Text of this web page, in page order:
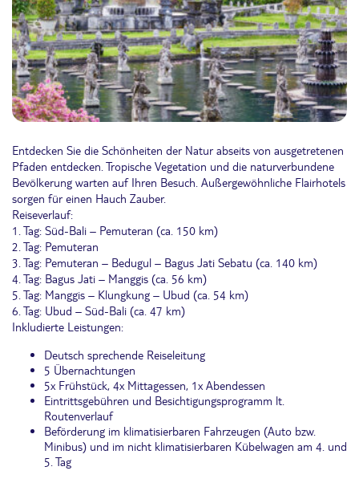
Entdecken Sie die Schönheiten der Natur abseits von ausgetretenen
Pfaden entdecken. Tropische Vegetation und die naturverbundene
Bevölkerung warten auf Ihren Besuch. Außergewöhnliche Flairhotels
sorgen für einen Hauch Zauber.
Reiseverlauf:
1. Tag: Süd-Bali – Pemuteran (ca. 150 km)
2. Tag: Pemuteran
3. Tag: Pemuteran – Bedugul – Bagus Jati Sebatu (ca. 140 km)
4. Tag: Bagus Jati – Manggis (ca. 56 km)
5. Tag: Manggis – Klungkung – Ubud (ca. 54 km)
6. Tag: Ubud – Süd-Bali (ca. 47 km)
Inkludierte Leistungen:
Deutsch sprechende Reiseleitung
5 Übernachtungen
5x Frühstück, 4x Mittagessen, 1x Abendessen
Eintrittsgebühren und Besichtigungsprogramm lt.
Routenverlauf
Beförderung im klimatisierbaren Fahrzeugen (Auto bzw.
Minibus) und im nicht klimatisierbaren Kübelwagen am 4. und
5. Tag